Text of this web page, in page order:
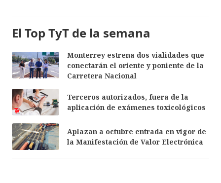
El Top TyT de la semana
Monterrey estrena dos vialidades que
conectarán el oriente y poniente de la
Carretera Nacional
Terceros autorizados, fuera de la
aplicación de exámenes toxicológicos
Aplazan a octubre entrada en vigor de
la Manifestación de Valor Electrónica